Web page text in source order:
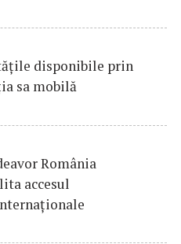
disponibile prin
sa mobilă
România
accesul